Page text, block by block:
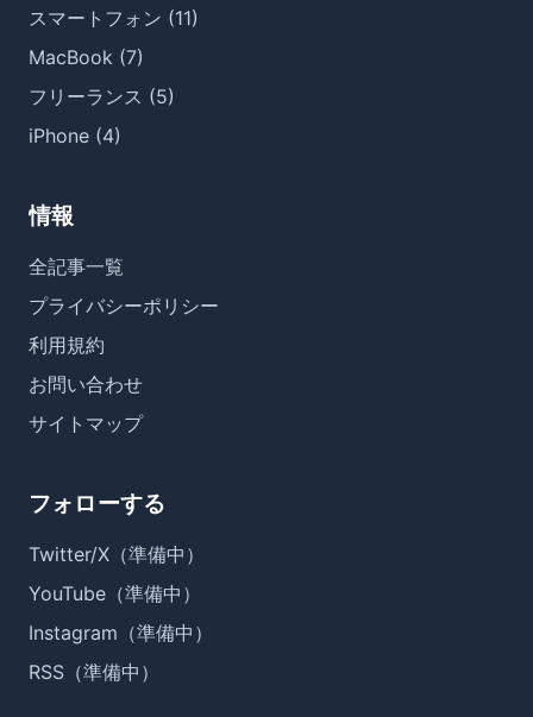
スマートフォン (11)
MacBook (7)
フリーランス (5)
iPhone (4)
情報
全記事一覧
プライバシーポリシー
利用規約
お問い合わせ
サイトマップ
フォローする
Twitter/X（準備中）
YouTube（準備中）
Instagram（準備中）
RSS（準備中）